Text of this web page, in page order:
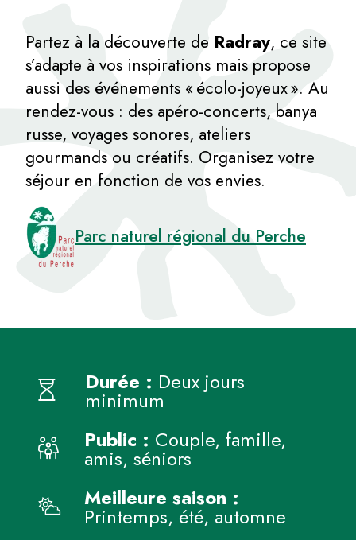
Partez à la découverte de Radray, ce site
s’adapte à vos inspirations mais propose
aussi des événements « écolo-joyeux ». Au
rendez-vous : des apéro-concerts, banya
russe, voyages sonores, ateliers
gourmands ou créatifs. Organisez votre
séjour en fonction de vos envies.
Parc naturel régional du Perche
Durée : Deux jours
minimum
Public : Couple, famille,
amis, séniors
Meilleure saison :
Printemps, été, automne